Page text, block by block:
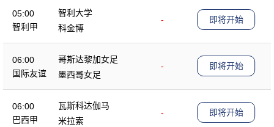
05:00
智利甲
智利大学
-
科金博
即将开始
06:00
国际友谊
哥斯达黎加女足
-
墨西哥女足
即将开始
06:00
巴西甲
瓦斯科达伽马
-
米拉索
即将开始